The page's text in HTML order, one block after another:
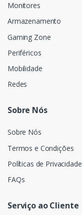
Monitores
Armazenamento
Gaming Zone
Periféricos
Mobilidade
Redes
Sobre Nós
Sobre Nós
Termos e Condições
Políticas de Privacidade
FAQs
Serviço ao Cliente